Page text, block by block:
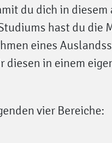
du dich in
hast du die
eines
diesen in einem
vier Bereiche: